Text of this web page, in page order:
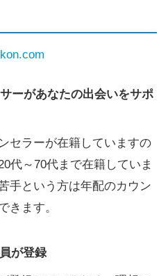
ーがあなたの出会いをサポ
セラーが在籍していますの
代～70代まで在籍していま
手という方は年配のカウン
きます。
が登録